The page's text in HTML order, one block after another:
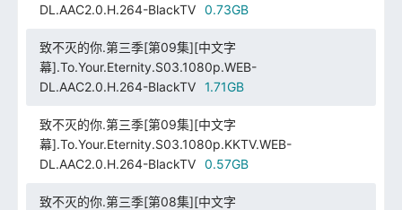
DL.AAC2.0.H.264-BlackTV
0.73GB
致不灭的你.第三季[第09集][中文字
幕].To.Your.Eternity.S03.1080p.WEB-
DL.AAC2.0.H.264-BlackTV
1.71GB
致不灭的你.第三季[第09集][中文字
幕].To.Your.Eternity.S03.1080p.KKTV.WEB-
DL.AAC2.0.H.264-BlackTV
0.57GB
致不灭的你.第三季[第08集][中文字